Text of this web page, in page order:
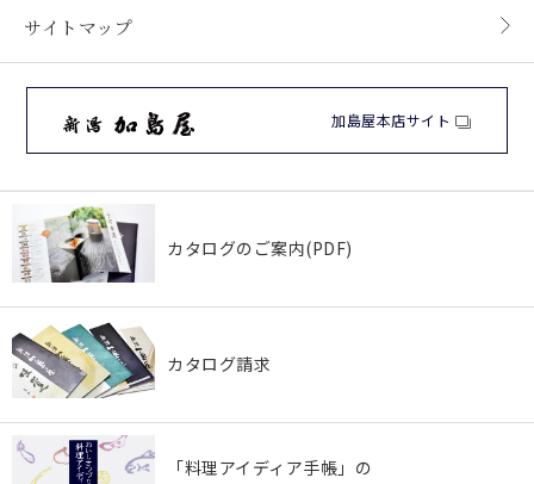
サイトマップ
加島屋本店サイト
カタログのご案内(PDF)
カタログ請求
「料理アイディア手帳」の